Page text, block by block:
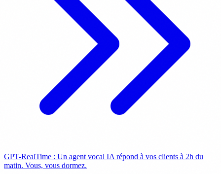
GPT-RealTime : Un agent vocal IA répond à vos clients à 2h du
matin. Vous, vous dormez.